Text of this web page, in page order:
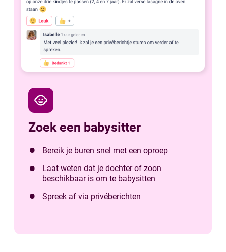
child_care
Zoek een babysitter
Bereik je buren snel met een oproep
Laat weten dat je dochter of zoon
beschikbaar is om te babysitten
Spreek af via privéberichten